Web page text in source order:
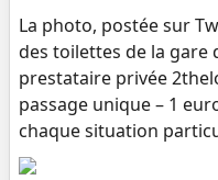
La photo, postée sur
des toilettes de la gare
prestataire privée
passage unique – 1
chaque situation